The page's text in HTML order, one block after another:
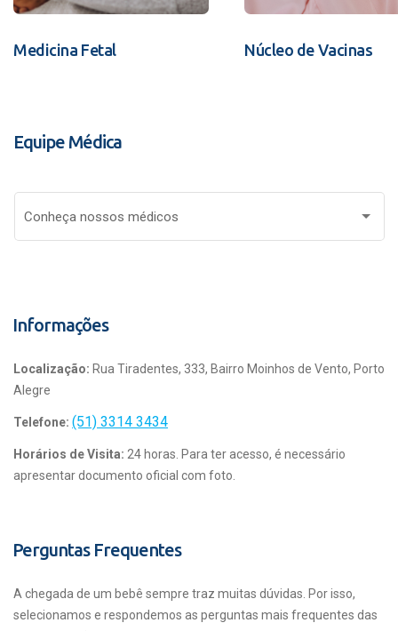
Medicina Fetal Núcleo de Vacinas
Equipe Médica
Conheça nossos médicos
Informações
Localização: Rua Tiradentes, 333, Bairro Moinhos de Vento, Porto
Alegre
Telefone: (51) 3314 3434
Horários de Visita: 24 horas. Para ter acesso, é necessário
apresentar documento oficial com foto.
Perguntas Frequentes
A chegada de um bebê sempre traz muitas dúvidas. Por isso,
selecionamos e respondemos as perguntas mais frequentes das